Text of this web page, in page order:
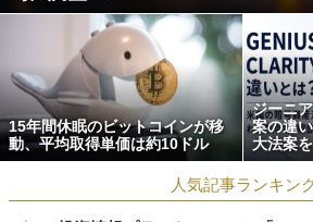
15年間休眠のビットコインが移
動、平均取得単価は約10ドル
ジーニ
案の違
大法案
人気記事ランキン